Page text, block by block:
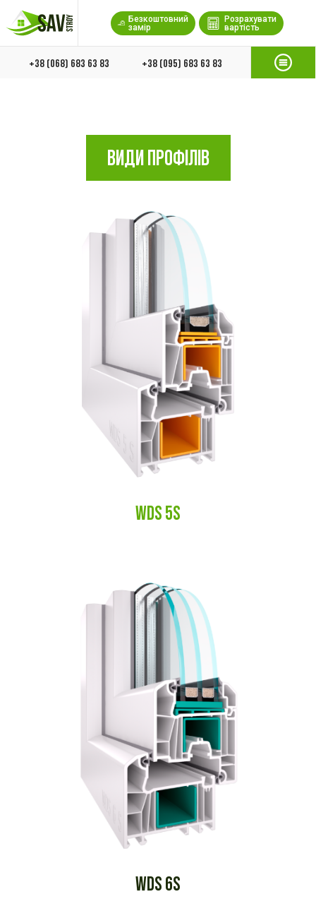
Безкоштовний
замір
Розрахувати
вартість
+38 (068) 683 63 83 +38 (095) 683 63 83
ВИДИ ПРОФІЛІВ
WDS 5S
WDS 6S